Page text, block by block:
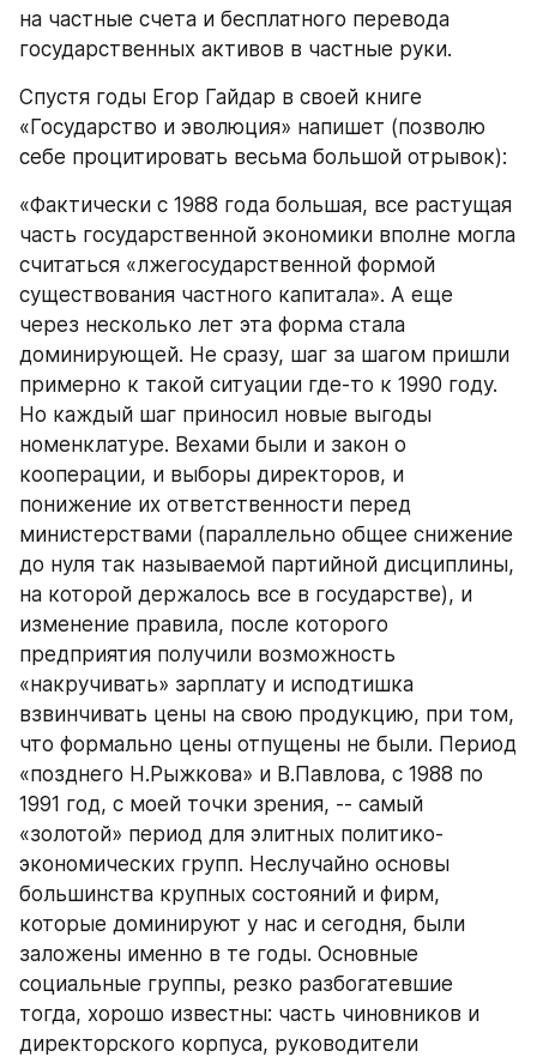
на частные счета и бесплатного перевода
государственных активов в частные руки.
Спустя годы Егор Гайдар в своей книге
«Государство и эволюция» напишет (позволю
себе процитировать весьма большой отрывок):
«Фактически с 1988 года большая, все растущая
часть государственной экономики вполне могла
считаться «лжегосударственной формой
существования частного капитала». А еще
через несколько лет эта форма стала
доминирующей. Не сразу, шаг за шагом пришли
примерно к такой ситуации где-то к 1990 году.
Но каждый шаг приносил новые выгоды
номенклатуре. Вехами были и закон о
кооперации, и выборы директоров, и
понижение их ответственности перед
министерствами (параллельно общее снижение
до нуля так называемой партийной дисциплины,
на которой держалось все в государстве), и
изменение правила, после которого
предприятия получили возможность
«накручивать» зарплату и исподтишка
взвинчивать цены на свою продукцию, при том,
что формально цены отпущены не были. Период
«позднего Н.Рыжкова» и В.Павлова, с 1988 по
1991 год, с моей точки зрения, -- самый
«золотой» период для элитных политико-
экономических групп. Неслучайно основы
большинства крупных состояний и фирм,
которые доминируют у нас и сегодня, были
заложены именно в те годы. Основные
социальные группы, резко разбогатевшие
тогда, хорошо известны: часть чиновников и
директорского корпуса, руководители